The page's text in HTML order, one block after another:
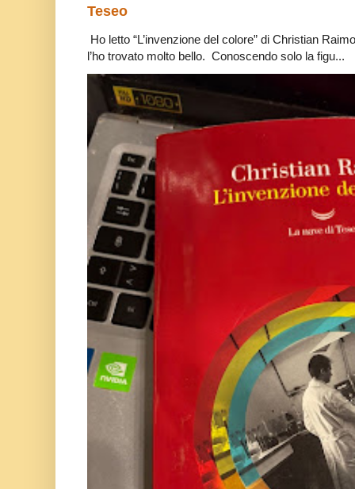
Teseo
Ho letto “L’invenzione del colore” di Christian
l’ho trovato molto bello. Conoscendo solo la figu...